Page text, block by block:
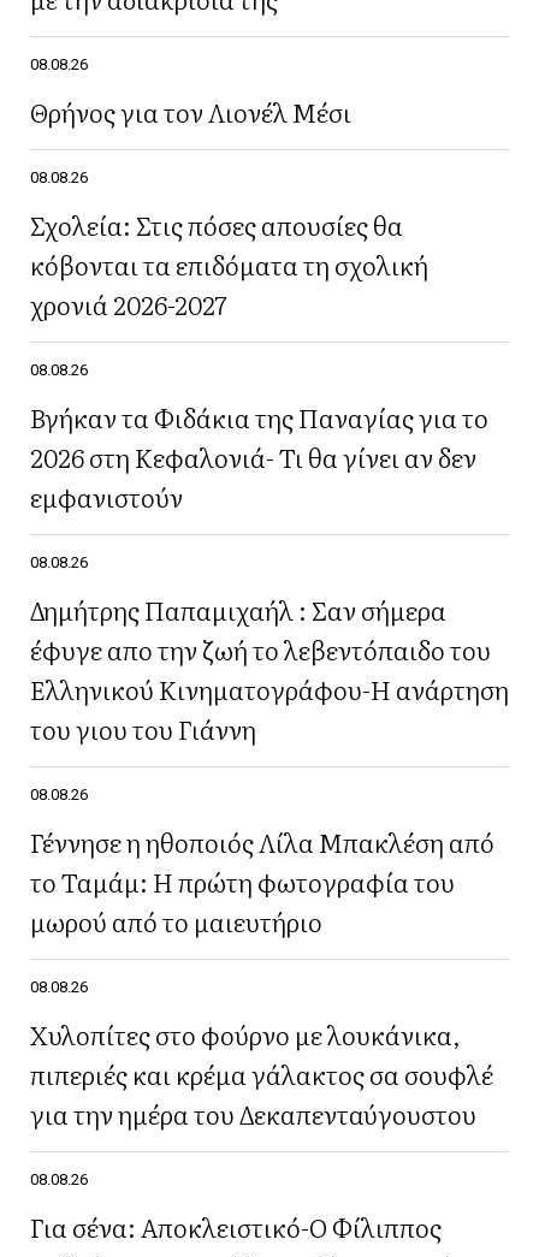
08.08.26
Θρήνος για τον Λιονέλ Μέσι
08.08.26
Σχολεία: Στις πόσες απουσίες θα
κόβονται τα επιδόματα τη σχολική
χρονιά 2026-2027
08.08.26
Βγήκαν τα Φιδάκια της Παναγίας για το
2026 στη Κεφαλονιά- Τι θα γίνει αν δεν
εμφανιστούν
08.08.26
Δημήτρης Παπαμιχαήλ : Σαν σήμερα
έφυγε απο την ζωή το λεβεντόπαιδο του
Ελληνικού Κινηματογράφου-Η ανάρτηση
του γιου του Γιάννη
08.08.26
Γέννησε η ηθοποιός Λίλα Μπακλέση από
το Ταμάμ: Η πρώτη φωτογραφία του
μωρού από το μαιευτήριο
08.08.26
Χυλοπίτες στο φούρνο με λουκάνικα,
πιπεριές και κρέμα γάλακτος σα σουφλέ
για την ημέρα του Δεκαπενταύγουστου
08.08.26
Για σένα: Αποκλειστικό-Ο Φίλιππος